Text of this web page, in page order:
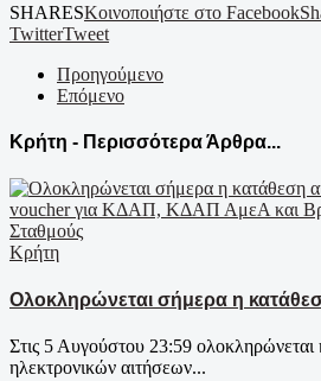
SHARESΚοινοποιήστε στο Facebook
TwitterTweet
Προηγούμενο
Επόμενο
Κρήτη - Περισσότερα Άρθρα...
Κρήτη
Ολοκληρώνεται σήμερα η
Στις 5 Αυγούστου 23:59 ολοκληρώνεται
ηλεκτρονικών αιτήσεων...